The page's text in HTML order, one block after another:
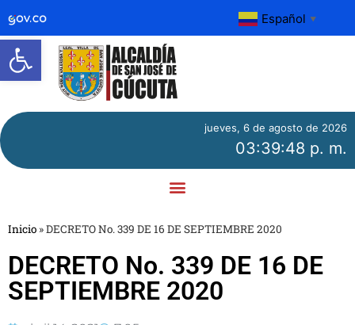
Abrir barra de herramientas
Español ▼
jueves, 6 de agosto de 2026
03:39:48 p. m.
Inicio »DECRETO No. 339 DE 16 DE SEPTIEMBRE 2020
DECRETO No. 339 DE 16 DE
SEPTIEMBRE 2020